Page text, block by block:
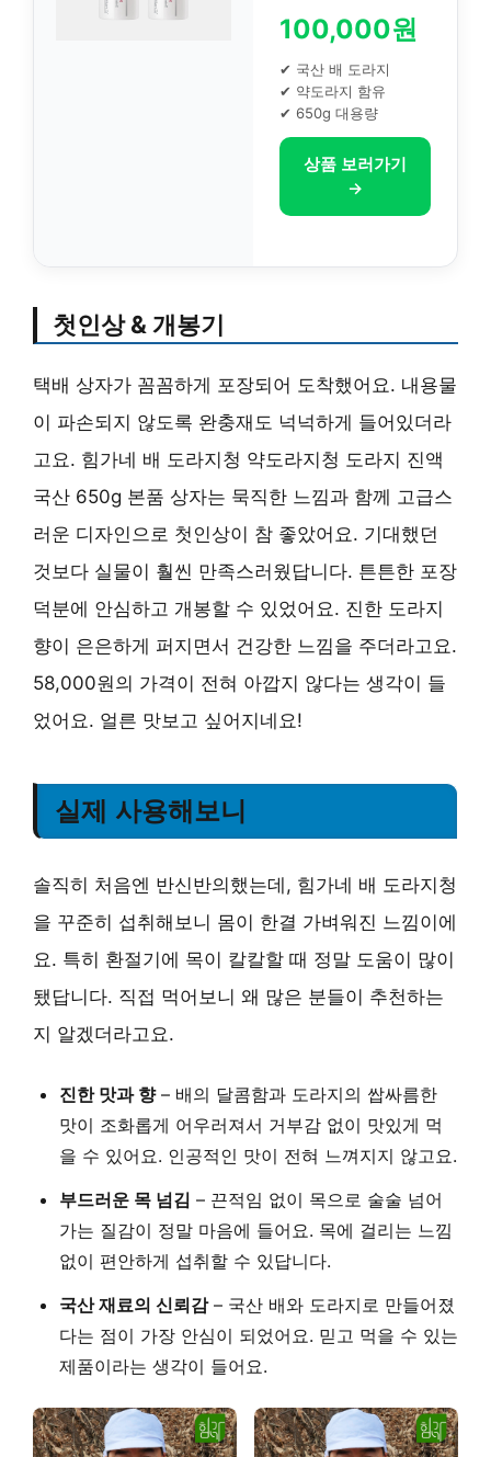
100,000원
✔ 국산 배 도라지
✔ 약도라지 함유
✔ 650g 대용량
상품 보러가기
→
첫인상 & 개봉기
택배 상자가 꼼꼼하게 포장되어 도착했어요. 내용물
이 파손되지 않도록 완충재도 넉넉하게 들어있더라
고요. 힘가네 배 도라지청 약도라지청 도라지 진액
국산 650g 본품 상자는 묵직한 느낌과 함께 고급스
러운 디자인으로 첫인상이 참 좋았어요. 기대했던
것보다 실물이 훨씬 만족스러웠답니다. 튼튼한 포장
덕분에 안심하고 개봉할 수 있었어요. 진한 도라지
향이 은은하게 퍼지면서 건강한 느낌을 주더라고요.
58,000원의 가격이 전혀 아깝지 않다는 생각이 들
었어요. 얼른 맛보고 싶어지네요!
실제 사용해보니
솔직히 처음엔 반신반의했는데, 힘가네 배 도라지청
을 꾸준히 섭취해보니 몸이 한결 가벼워진 느낌이에
요. 특히 환절기에 목이 칼칼할 때 정말 도움이 많이
됐답니다. 직접 먹어보니 왜 많은 분들이 추천하는
지 알겠더라고요.
진한 맛과 향– 배의 달콤함과 도라지의 쌉싸름한
맛이 조화롭게 어우러져서 거부감 없이 맛있게 먹
을 수 있어요. 인공적인 맛이 전혀 느껴지지 않고요.
부드러운 목 넘김 – 끈적임 없이 목으로 술술 넘어
가는 질감이 정말 마음에 들어요. 목에 걸리는 느낌
없이 편안하게 섭취할 수 있답니다.
국산 재료의 신뢰감– 국산 배와 도라지로 만들어졌
다는 점이 가장 안심이 되었어요. 믿고 먹을 수 있는
제품이라는 생각이 들어요.